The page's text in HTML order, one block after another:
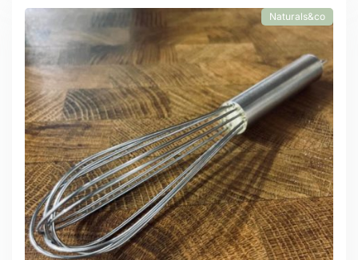
Naturals&co